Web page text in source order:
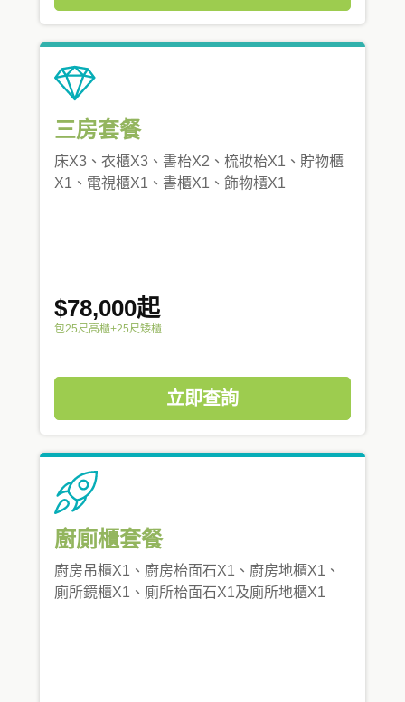
三房套餐
床X3、衣櫃X3、書枱X2、梳妝枱X1、貯物櫃
X1、電視櫃X1、書櫃X1、飾物櫃X1
$78,000起
包25尺高櫃+25尺矮櫃
立即查詢
廚廁櫃套餐
廚房吊櫃X1、廚房枱面石X1、廚房地櫃X1、
廁所鏡櫃X1、廁所枱面石X1及廁所地櫃X1